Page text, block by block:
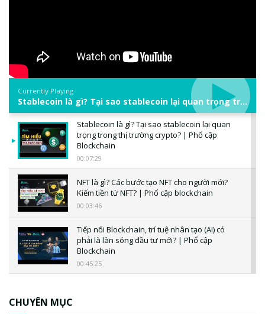
Currently Playing
Stablecoin là gì? Tại sao stablecoin lại quan trọng trong thị trường crypto? | Phổ cập Blockchain
Stablecoin là gì? Tại sao stablecoin lại quan
trọng trong thị trường crypto? | Phổ cập
Blockchain
00:07:29
NFT là gì? Các bước tạo NFT cho người mới?
Kiếm tiền từ NFT? | Phổ cập blockchain
00:03:46
Tiếp nối Blockchain, trí tuệ nhân tạo (AI) có
phải là làn sóng đầu tư mới? | Phổ cập
Blockchain
00:45:25
CHUYÊN MỤC